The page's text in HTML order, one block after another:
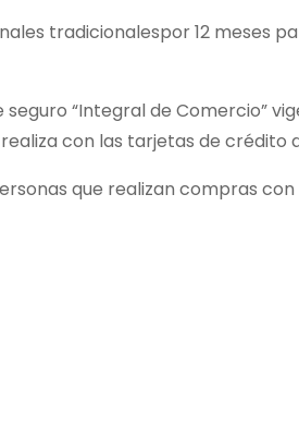
tradicionalespor 12 meses
“Integral de Comercio”
con las tarjetas de crédito
que realizan compras